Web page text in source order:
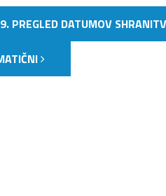
PREGLED DATUMOV